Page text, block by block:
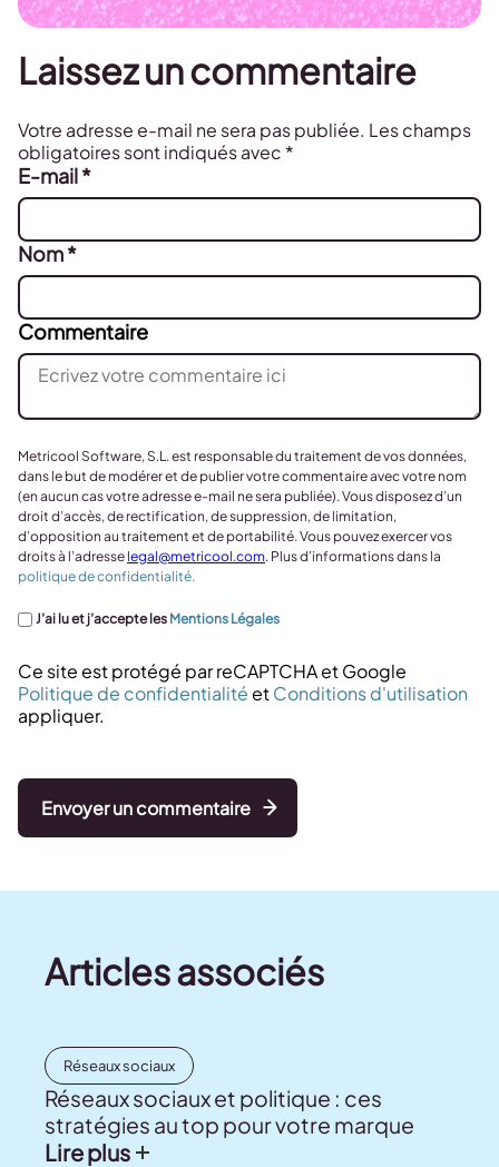
Laissez un commentaire
Votre adresse e-mail ne sera pas publiée. Les champs
obligatoires sont indiqués avec *
E-mail*
Nom*
Commentaire
Metricool Software, S.L. est responsable du traitement de vos données,
dans le but de modérer et de publier votre commentaire avec votre nom
(en aucun cas votre adresse e-mail ne sera publiée). Vous disposez d’un
droit d’accès, de rectification, de suppression, de limitation,
d’opposition au traitement et de portabilité. Vous pouvez exercer vos
droits à l’adresse legal@metricool.com. Plus d’informations dans la
politique de confidentialité.
J’ai lu et j’accepte les Mentions Légales
Ce site est protégé par reCAPTCHA et Google
Politique de confidentialitéetConditions d'utilisation
appliquer.
Envoyer un commentaire
Articles associés
Réseaux sociaux
Réseaux sociaux et politique : ces
stratégies au top pour votre marque
Lire plus